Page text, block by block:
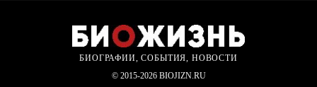
БИОГРАФИИ, СОБЫТИЯ, НОВОСТИ
© 2015-2026 BIOJIZN.RU